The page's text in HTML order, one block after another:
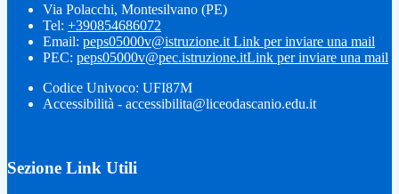
Via Polacchi, Montesilvano (PE)
Tel: +390854686072
Email: peps05000v@istruzione.it Link per inviare una mail
PEC: peps05000v@pec.istruzione.itLink per inviare una mail
Codice Univoco: UFI87M
Accessibilità - accessibilita@liceodascanio.edu.it
Sezione Link Utili